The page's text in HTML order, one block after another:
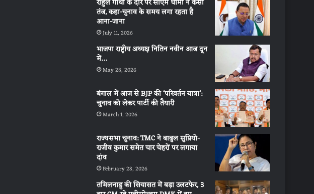
राहुल गांधी के दौरे पर सीएम धामी ने कसा
तंज, कहा-चुनाव के समय लगा रहता है
आना-जाना
July 11, 2026
भाजपा राष्ट्रीय अध्यक्ष नितिन नवीन आज दून
में…
May 28, 2026
बंगाल में आज से BJP की ‘परिवर्तन यात्रा’:
चुनाव को लेकर पार्टी की तैयारी
March 1, 2026
राज्यसभा चुनाव: TMC ने बाबुल सुप्रियो-
राजीव कुमार समेत चार चेहरों पर लगाया
दांव
February 28, 2026
तमिलनाडु की सियासत में बड़ा उलटफेर, 3